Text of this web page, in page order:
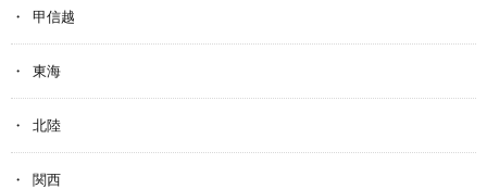
甲信越
東海
北陸
関西